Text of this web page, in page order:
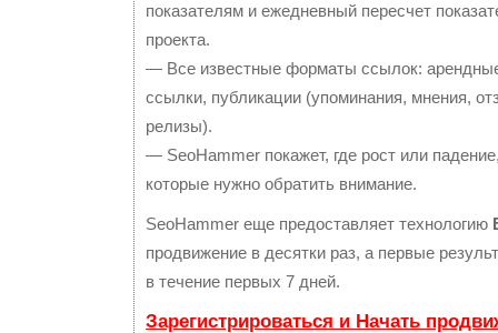
показателям и ежедневный пересчет
проекта.
— Все известные форматы ссылок:
ссылки, публикации (упоминания, мнения,
релизы).
— SeoHammer покажет, где рост или
которые нужно обратить внимание.
SeoHammer еще предоставляет технологию
продвижение в десятки раз, а первые
в течение первых 7 дней.
Зарегистрироваться и Начать